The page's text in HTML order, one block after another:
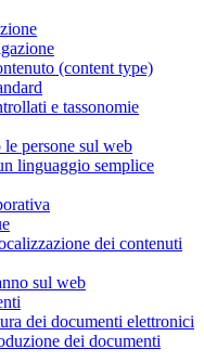
(content type)
e tassonomie
persone sul web
linguaggio semplice
dei contenuti
sul web
dei documenti elettronici
dei documenti